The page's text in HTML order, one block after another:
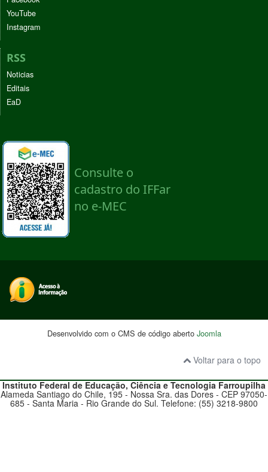
YouTube
Instagram
RSS
Noticias
Editais
EaD
Desenvolvido com o CMS de código aberto Joomla
Voltar para o topo
Instituto Federal de Educação, Ciência e TecnologiaFarroupilha
Alameda Santiago do Chile, 195 - Nossa Sra. das Dores - CEP 97050-
685 - Santa Maria - Rio Grande do Sul. Telefone: (55) 3218-9800